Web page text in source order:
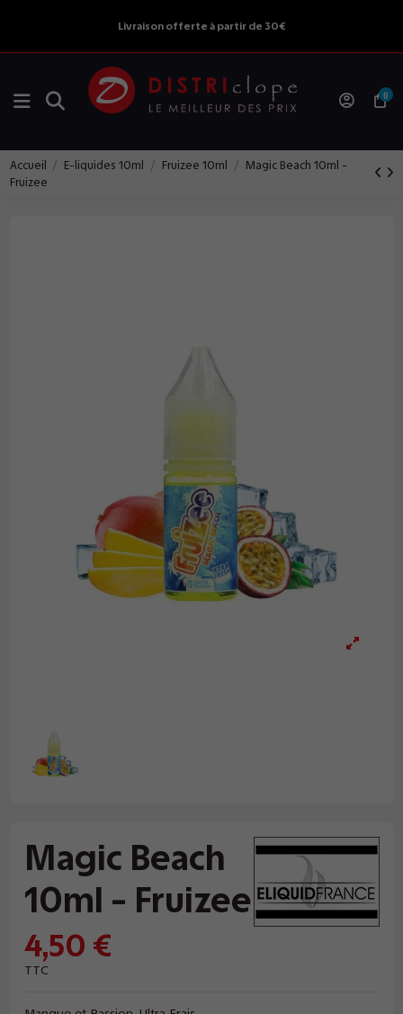
Livraison offerte à partir de 30€
0
Accueil E-liquides 10ml Fruizee 10ml
Magic Beach 10ml -
Fruizee
Magic Beach
10ml - Fruizee
4,50 €
TTC